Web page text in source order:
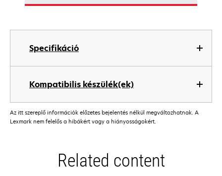
Specifikáció
Kompatibilis készülék(ek)
Az itt szereplő információk előzetes bejelentés nélkül megváltozhatnak. A
Lexmark nem felelős a hibákért vagy a hiányosságokért.
Related content